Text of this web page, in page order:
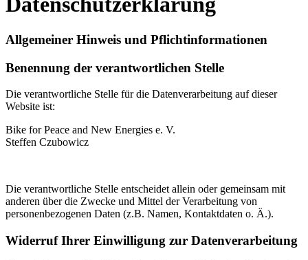
Allgemeiner Hinweis und Pflichtinformationen
Benennung der verantwortlichen Stelle
Die verantwortliche Stelle für die Datenverarbeitung auf dieser
Website ist:
Bike for Peace and New Energies e. V.
Steffen Czubowicz
Die verantwortliche Stelle entscheidet allein oder gemeinsam mit
anderen über die Zwecke und Mittel der Verarbeitung von
personenbezogenen Daten (z.B. Namen, Kontaktdaten o. Ä.).
Widerruf Ihrer Einwilligung zur Datenverarbeitung